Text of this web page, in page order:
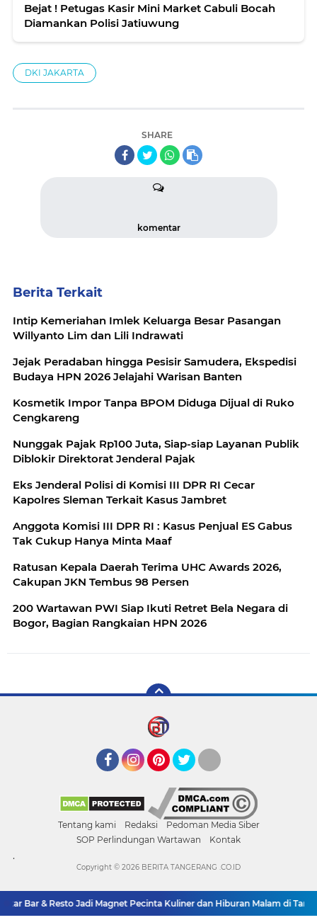
Bejat ! Petugas Kasir Mini Market Cabuli Bocah
Diamankan Polisi Jatiuwung
DKI JAKARTA
SHARE
komentar
Berita Terkait
Intip Kemeriahan Imlek Keluarga Besar Pasangan
Willyanto Lim dan Lili Indrawati
Jejak Peradaban hingga Pesisir Samudera, Ekspedisi
Budaya HPN 2026 Jelajahi Warisan Banten
Kosmetik Impor Tanpa BPOM Diduga Dijual di Ruko
Cengkareng
Nunggak Pajak Rp100 Juta, Siap-siap Layanan Publik
Diblokir Direktorat Jenderal Pajak
Eks Jenderal Polisi di Komisi III DPR RI Cecar
Kapolres Sleman Terkait Kasus Jambret
Anggota Komisi III DPR RI : Kasus Penjual ES Gabus
Tak Cukup Hanya Minta Maaf
Ratusan Kepala Daerah Terima UHC Awards 2026,
Cakupan JKN Tembus 98 Persen
200 Wartawan PWI Siap Ikuti Retret Bela Negara di
Bogor, Bagian Rangkaian HPN 2026
Tentang kami Redaksi
Pedoman Media Siber
SOP Perlindungan Wartawan
Kontak
.
Bar & Resto Jadi Magnet Pecinta Kuliner dan Hiburan Malam di
Copyright © 2026 BERITA TANGERANG .CO.ID